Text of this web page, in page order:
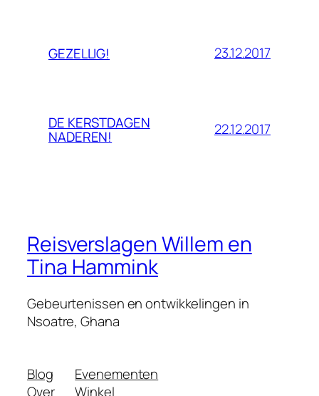
GEZELLIG! 23.12.2017
DE KERSTDAGEN
NADEREN! 22.12.2017
Reisverslagen Willem en
Tina Hammink
Gebeurtenissen en ontwikkelingen in
Nsoatre, Ghana
Blog
Over
Evenementen
Winkel